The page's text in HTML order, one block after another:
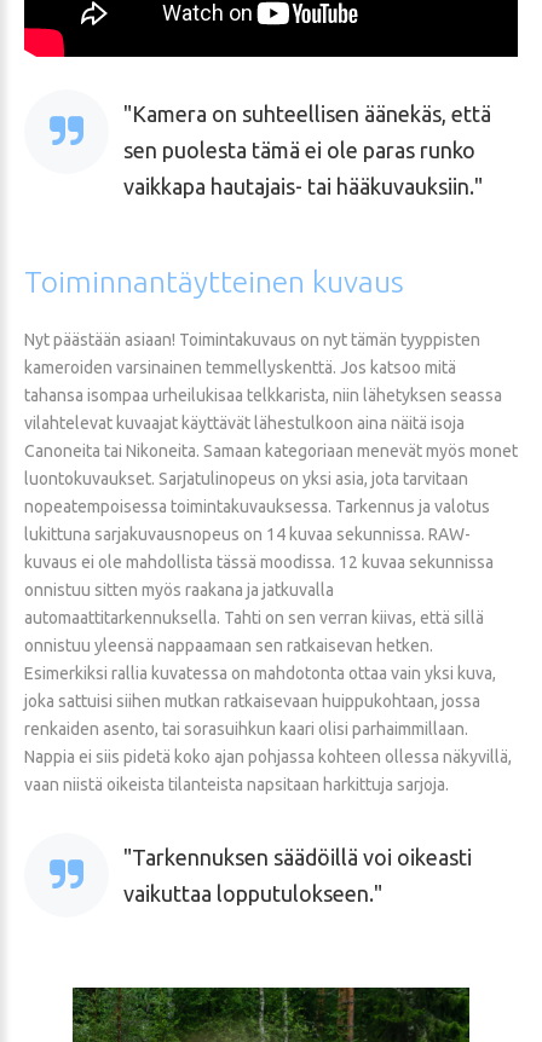
Kamera on suhteellisen äänekäs, että
sen puolesta tämä ei ole paras runko
vaikkapa hautajais- tai hääkuvauksiin.
Toiminnantäytteinen kuvaus
Nyt päästään asiaan! Toimintakuvaus on nyt tämän tyyppisten
kameroiden varsinainen temmellyskenttä. Jos katsoo mitä
tahansa isompaa urheilukisaa telkkarista, niin lähetyksen seassa
vilahtelevat kuvaajat käyttävät lähestulkoon aina näitä isoja
Canoneita tai Nikoneita. Samaan kategoriaan menevät myös monet
luontokuvaukset. Sarjatulinopeus on yksi asia, jota tarvitaan
nopeatempoisessa toimintakuvauksessa. Tarkennus ja valotus
lukittuna sarjakuvausnopeus on 14 kuvaa sekunnissa. RAW-
kuvaus ei ole mahdollista tässä moodissa. 12 kuvaa sekunnissa
onnistuu sitten myös raakana ja jatkuvalla
automaattitarkennuksella. Tahti on sen verran kiivas, että sillä
onnistuu yleensä nappaamaan sen ratkaisevan hetken.
Esimerkiksi rallia kuvatessa on mahdotonta ottaa vain yksi kuva,
joka sattuisi siihen mutkan ratkaisevaan huippukohtaan, jossa
renkaiden asento, tai sorasuihkun kaari olisi parhaimmillaan.
Nappia ei siis pidetä koko ajan pohjassa kohteen ollessa näkyvillä,
vaan niistä oikeista tilanteista napsitaan harkittuja sarjoja.
Tarkennuksen säädöillä voi oikeasti
vaikuttaa lopputulokseen.